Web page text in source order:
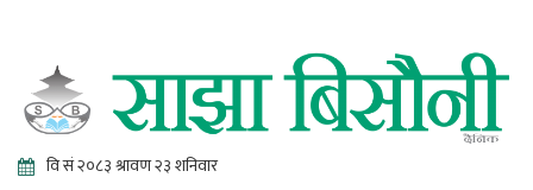
Online News Portal